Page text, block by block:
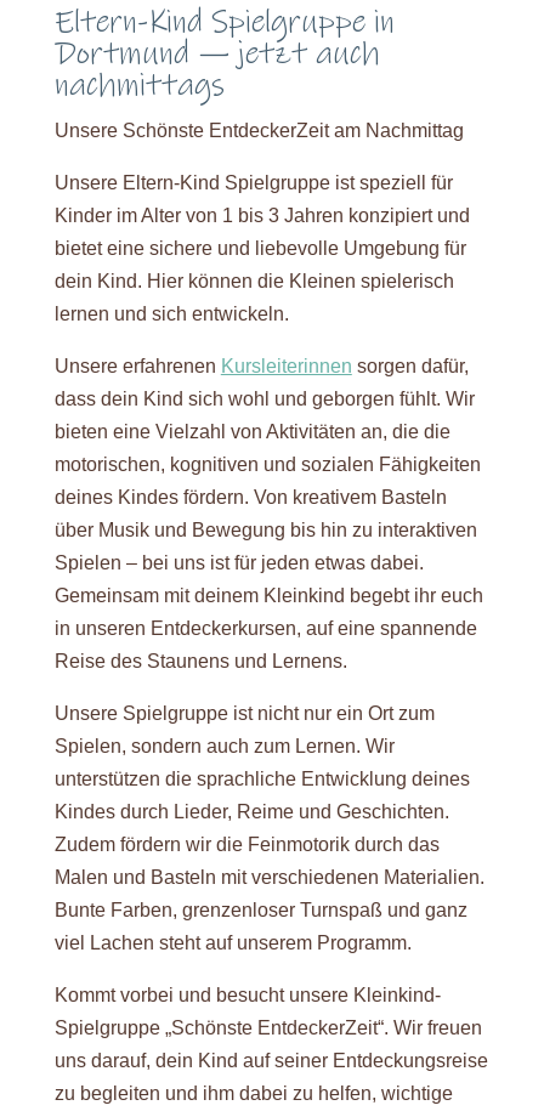
Eltern-Kind Spielgruppe in
Dortmund — jetzt auch
nachmittags
Unsere Schönste EntdeckerZeit am Nachmittag
Unsere Eltern-Kind Spielgruppe ist speziell für
Kinder im Alter von 1 bis 3 Jahren konzipiert und
bietet eine sichere und liebevolle Umgebung für
dein Kind. Hier können die Kleinen spielerisch
lernen und sich entwickeln.
Unsere erfahrenen Kursleiterinnen sorgen dafür,
dass dein Kind sich wohl und geborgen fühlt. Wir
bieten eine Vielzahl von Aktivitäten an, die die
motorischen, kognitiven und sozialen Fähigkeiten
deines Kindes fördern. Von kreativem Basteln
über Musik und Bewegung bis hin zu interaktiven
Spielen – bei uns ist für jeden etwas dabei.
Gemeinsam mit deinem Kleinkind begebt ihr euch
in unseren Entdeckerkursen, auf eine spannende
Reise des Staunens und Lernens.
Unsere Spielgruppe ist nicht nur ein Ort zum
Spielen, sondern auch zum Lernen. Wir
unterstützen die sprachliche Entwicklung deines
Kindes durch Lieder, Reime und Geschichten.
Zudem fördern wir die Feinmotorik durch das
Malen und Basteln mit verschiedenen Materialien.
Bunte Farben, grenzenloser Turnspaß und ganz
viel Lachen steht auf unserem Programm.
Kommt vorbei und besucht unsere Kleinkind-
Spielgruppe „Schönste EntdeckerZeit“. Wir freuen
uns darauf, dein Kind auf seiner Entdeckungsreise
zu begleiten und ihm dabei zu helfen, wichtige